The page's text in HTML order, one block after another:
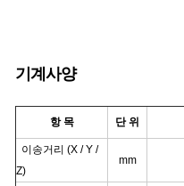
기계사양
항 목 단 위
이송거리 (X / Y /
Z)
mm